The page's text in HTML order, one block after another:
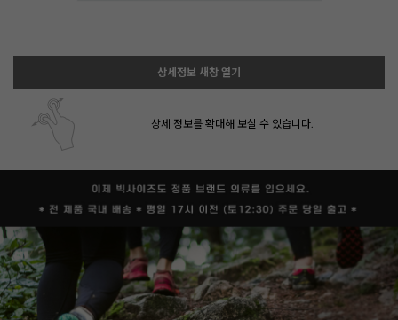
상세정보 새창 열기
상세 정보를 확대해 보실 수 있습니다.